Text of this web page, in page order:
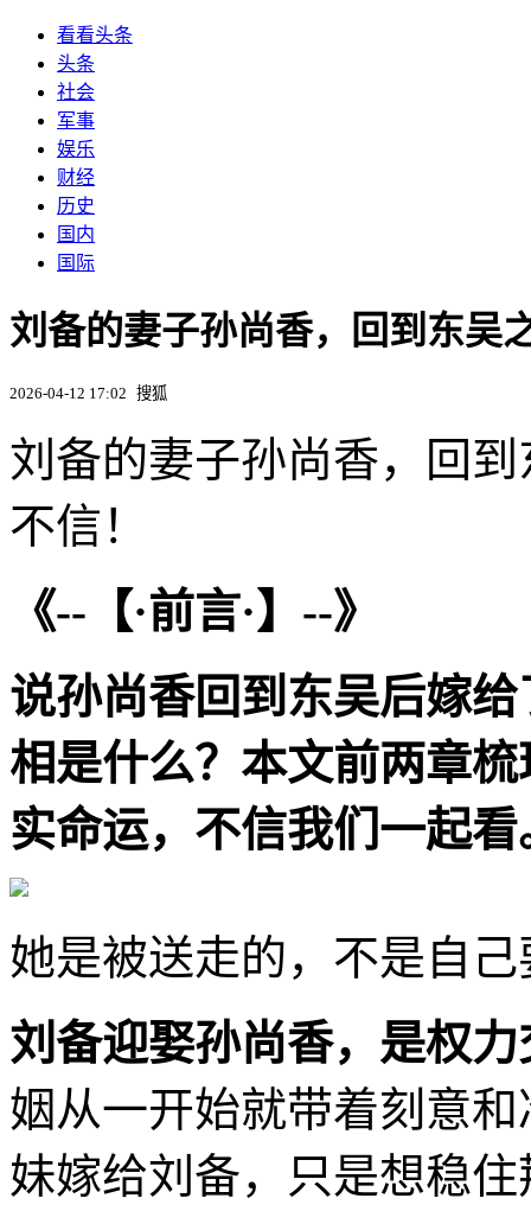
看看头条
头条
社会
军事
娱乐
财经
历史
国内
国际
刘备的妻子孙尚香，回到东吴
2026-04-12 17:02 搜狐
刘备的妻子孙尚香，回
不信！
《--【·前言·】--》
说孙尚香回到东吴后嫁
相是什么？本文前两章
实命运，不信我们一起看
她是被送走的，不是自己
刘备迎娶孙尚香，是权
姻从一开始就带着刻意
妹嫁给刘备，只是想稳